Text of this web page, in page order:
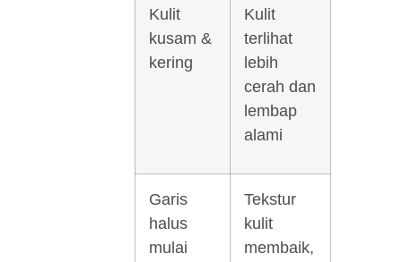
Kulit
kusam &
kering
Kulit
terlihat
lebih
cerah dan
lembap
alami
Garis
halus
mulai
Tekstur
kulit
membaik,